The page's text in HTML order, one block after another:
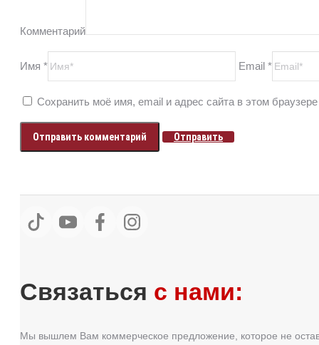
Комментарий
Имя * Email *
Сохранить моё имя, email и адрес сайта в этом
Отправить
Связаться с нами:
Мы вышлем Вам коммерческое предложение, которое не